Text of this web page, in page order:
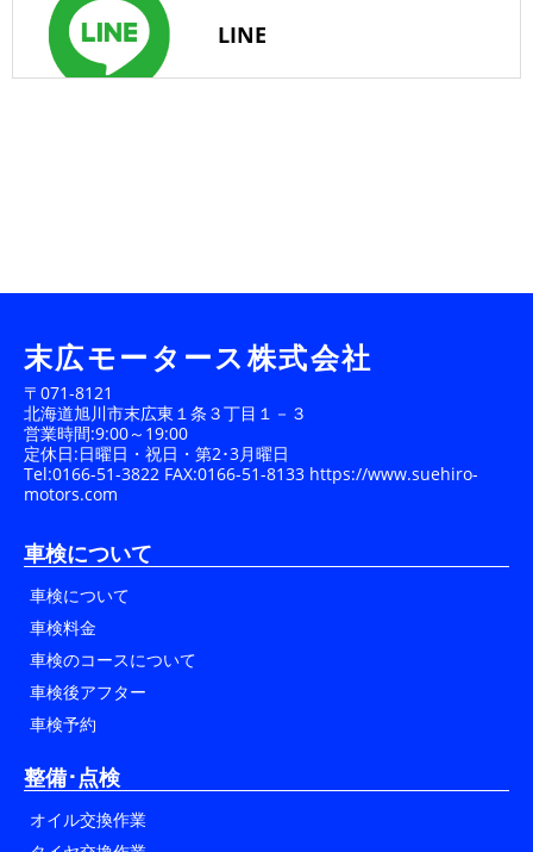
LINE
末広モータース株式会社
〒071-8121
北海道旭川市末広東１条３丁目１－３
営業時間:9:00～19:00
定休日:日曜日・祝日・第2･3月曜日
Tel:0166-51-3822 FAX:0166-51-8133 https://www.suehiro-
motors.com
車検について
車検について
車検料金
車検のコースについて
車検後アフター
車検予約
整備･点検
オイル交換作業